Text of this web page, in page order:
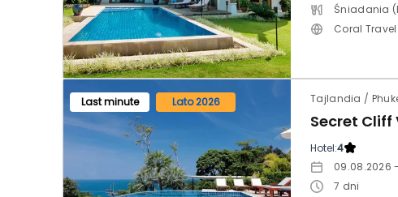
Śniadania
Coral Travel
Last minute Lato 2026 Tajlandia /
Secret Cliff
Hotel:4
09.08.2026
7 dni